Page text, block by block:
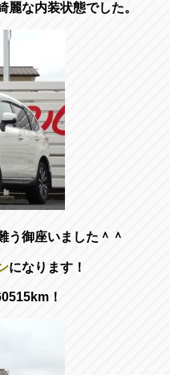
な内装状態でした。
う御座いました＾＾
になります！
！